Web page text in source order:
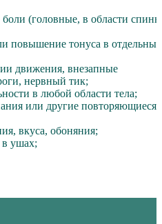
(головные, в области спины
повышение тонуса в отдельных
движения, внезапные
нервный тик;
в любой области тела;
или другие повторяющиеся
вкуса, обоняния;
ушах;